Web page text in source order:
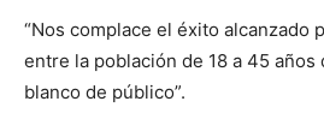
“Nos complace el éxito alcanzado
entre la población de 18 a 45 años
blanco de público”.